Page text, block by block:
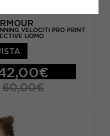
VELOCITI PRO PRINT
UOMO
60,00€